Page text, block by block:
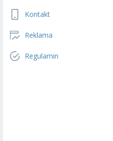
Kontakt
Reklama
Regulamin